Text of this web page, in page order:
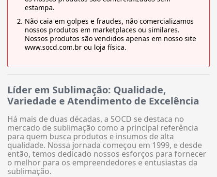
estampa.
Não caia em golpes e fraudes, não comercializamos
nossos produtos em marketplaces ou similares.
Nossos produtos são vendidos apenas em nosso site
www.socd.com.br ou loja física.
Líder em Sublimação: Qualidade,
Variedade e Atendimento de Excelência
Há mais de duas décadas, a SOCD se destaca no
mercado de sublimação como a principal referência
para quem busca produtos e insumos de alta
qualidade. Nossa jornada começou em 1999, e desde
então, temos dedicado nossos esforços para fornecer
o melhor para os empreendedores e entusiastas da
sublimação.